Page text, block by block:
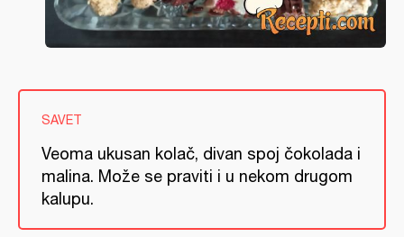
SAVET
Veoma ukusan kolač, divan spoj čokolada i
malina. Može se praviti i u nekom drugom
kalupu.